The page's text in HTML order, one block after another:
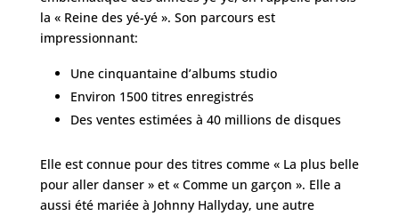
la « Reine des yé-yé ». Son parcours est
impressionnant:
Une cinquantaine d’albums studio
Environ 1500 titres enregistrés
Des ventes estimées à 40 millions de disques
Elle est connue pour des titres comme « La plus belle
pour aller danser » et « Comme un garçon ». Elle a
aussi été mariée à Johnny Hallyday, une autre